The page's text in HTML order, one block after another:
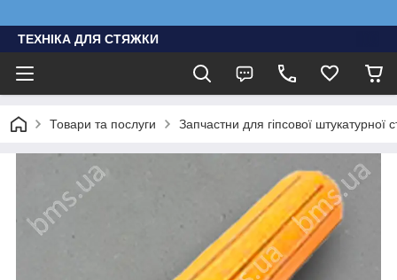
ТЕХНІКА ДЛЯ СТЯЖКИ
Товари та послуги Запчастни для гіпсової штукатурної